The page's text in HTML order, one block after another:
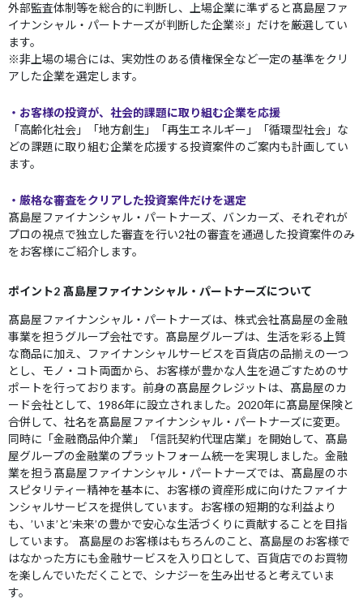
外部監査体制等を総合的に判断し、上場企業に準ずると髙島屋ファ
イナンシャル・パートナーズが判断した企業※」だけを厳選してい
ます。
※非上場の場合には、実効性のある債権保全など一定の基準をクリ
アした企業を選定します。
・お客様の投資が、社会的課題に取り組む企業を応援
「高齢化社会」「地方創生」「再生エネルギー」「循環型社会」な
どの課題に取り組む企業を応援する投資案件のご案内も計画してい
ます。
・厳格な審査をクリアした投資案件だけを選定
髙島屋ファイナンシャル・パートナーズ、バンカーズ、それぞれが
プロの視点で独立した審査を行い2社の審査を通過した投資案件のみ
をお客様にご紹介します。
ポイント2 髙島屋ファイナンシャル・パートナーズについて
髙島屋ファイナンシャル・パートナーズは、株式会社髙島屋の金融
事業を担うグループ会社です。髙島屋グループは、生活を彩る上質
な商品に加え、ファイナンシャルサービスを百貨店の品揃えの一つ
とし、モノ・コト両面から、お客様が豊かな人生を過ごすためのサ
ポートを行っております。前身の髙島屋クレジットは、髙島屋のカ
ード会社として、1986年に設立されました。2020年に髙島屋保険と
合併して、社名を髙島屋ファイナンシャル・パートナーズに変更。
同時に「金融商品仲介業」「信託契約代理店業」を開始して、髙島
屋グループの金融業のプラットフォーム統一を実現しました。金融
業を担う髙島屋ファイナンシャル・パートナーズでは、髙島屋のホ
スピタリティー精神を基本に、お客様の資産形成に向けたファイナ
ンシャルサービスを提供しています。お客様の短期的な利益より
も、’いま’と’未来’の豊かで安心な生活づくりに貢献することを目指
しています。 髙島屋のお客様はもちろんのこと、髙島屋のお客様で
はなかった方にも金融サービスを入り口として、百貨店でのお買物
を楽しんでいただくことで、シナジーを生み出せると考えていま
す。